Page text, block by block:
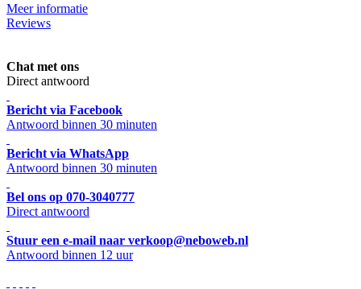
Meer informatie
Reviews
Chat met ons
Direct antwoord
Bericht via Facebook
Antwoord binnen 30 minuten
Bericht via WhatsApp
Antwoord binnen 30 minuten
Bel ons op 070-3040777
Direct antwoord
Stuur een e-mail naar verkoop@neboweb.nl
Antwoord binnen 12 uur